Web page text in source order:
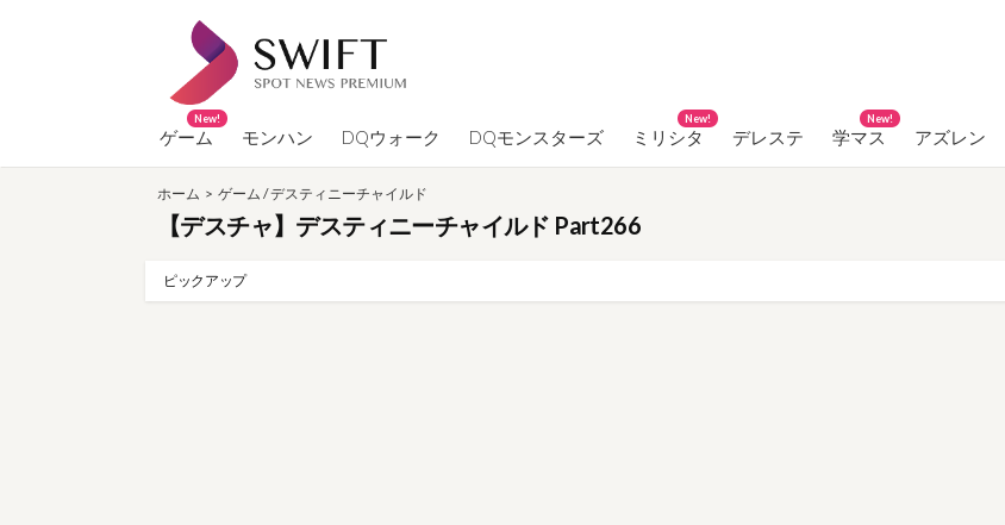
へ
ゲーム
New!
モンハン DQウォーク DQモンスターズ ミリシタ
New!
デレステ 学マス
New!
アズレン
ホーム > ゲーム /デスティニーチャイルド
【デスチャ】デスティニーチャイルド Part266
ピックアップ